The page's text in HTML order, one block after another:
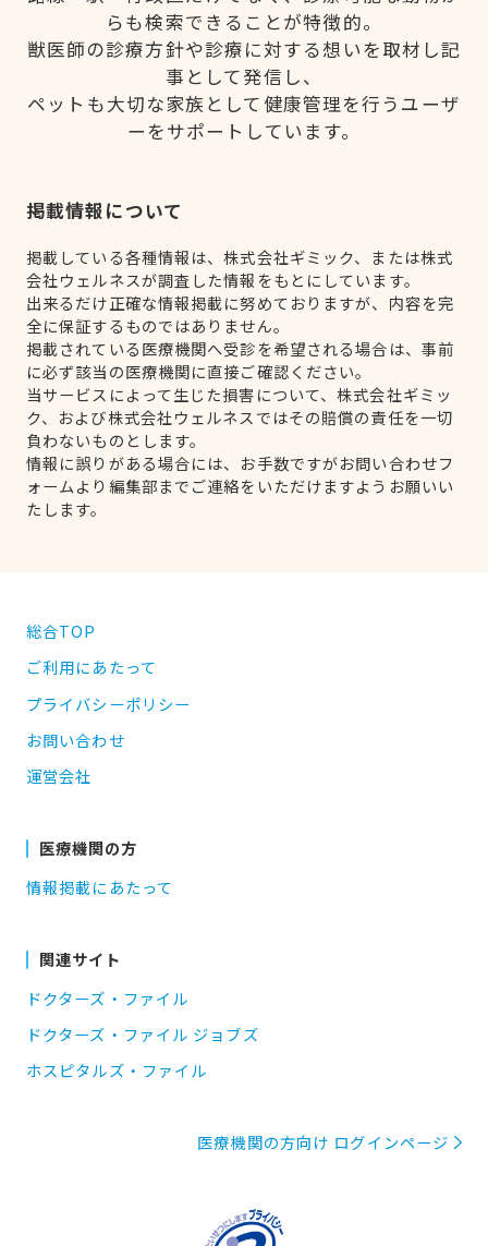
らも検索できることが特徴的。
獣医師の診療方針や診療に対する想いを取材し記
事として発信し、
ペットも大切な家族として健康管理を行うユーザ
ーをサポートしています。
掲載情報について
掲載している各種情報は、株式会社ギミック、または株式
会社ウェルネスが調査した情報をもとにしています。
出来るだけ正確な情報掲載に努めておりますが、内容を完
全に保証するものではありません。
掲載されている医療機関へ受診を希望される場合は、事前
に必ず該当の医療機関に直接ご確認ください。
当サービスによって生じた損害について、株式会社ギミッ
ク、および株式会社ウェルネスではその賠償の責任を一切
負わないものとします。
情報に誤りがある場合には、お手数ですがお問い合わせフ
ォームより編集部までご連絡をいただけますようお願いい
たします。
総合TOP
ご利用にあたって
プライバシーポリシー
お問い合わせ
運営会社
医療機関の方
情報掲載にあたって
関連サイト
ドクターズ・ファイル
ドクターズ・ファイル ジョブズ
ホスピタルズ・ファイル
医療機関の方向け ログインページ